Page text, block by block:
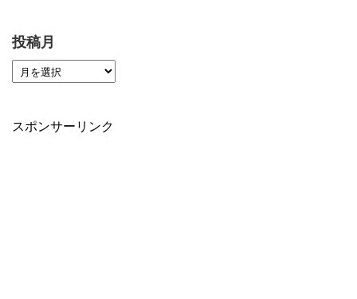
投稿月
スポンサーリンク